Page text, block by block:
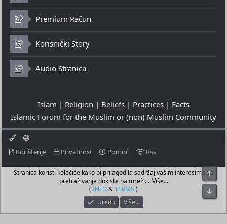
Premium Račun
Korisnički Story
Audio Stranica
Islam | Religion | Beliefs | Practices | Facts
Islamic Forum for the Muslim or (non) Muslim Community
Korištenje Privatnost Pomoć Rss
© 2023 - 10-08-2026
© Islamic Community Platform ®
Stranica koristi kolačiće kako bi prilagodila sadržaj vašim interesima za
pretraživanje dok ste na mreži. ...Više...
( INFO&TERMS )
Uredu
Više…
Top